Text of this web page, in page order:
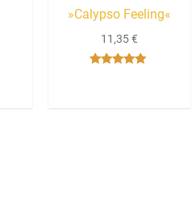
»Calypso Feeling«
11,35€